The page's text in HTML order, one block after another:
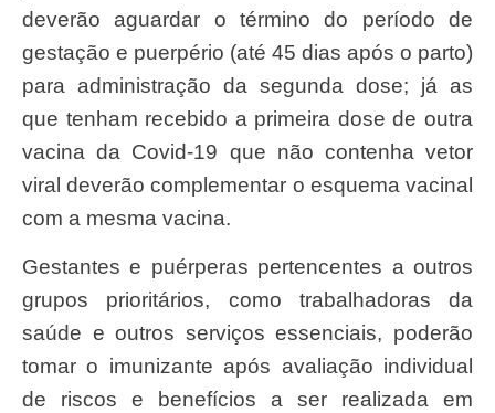
deverão aguardar o término do período de
gestação e puerpério (até 45 dias após o parto)
para administração da segunda dose; já as
que tenham recebido a primeira dose de outra
vacina da Covid-19 que não contenha vetor
viral deverão complementar o esquema vacinal
com a mesma vacina.
Gestantes e puérperas pertencentes a outros
grupos prioritários, como trabalhadoras da
saúde e outros serviços essenciais, poderão
tomar o imunizante após avaliação individual
de riscos e benefícios a ser realizada em